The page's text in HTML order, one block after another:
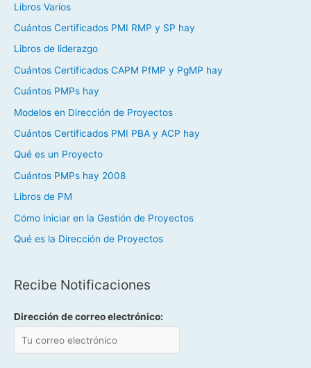
Libros Varios
Cuántos Certificados PMI RMP y SP hay
Libros de liderazgo
Cuántos Certificados CAPM PfMP y PgMP hay
Cuántos PMPs hay
Modelos en Dirección de Proyectos
Cuántos Certificados PMI PBA y ACP hay
Qué es un Proyecto
Cuántos PMPs hay 2008
Libros de PM
Cómo Iniciar en la Gestión de Proyectos
Qué es la Dirección de Proyectos
Recibe Notificaciones
Dirección de correo electrónico: